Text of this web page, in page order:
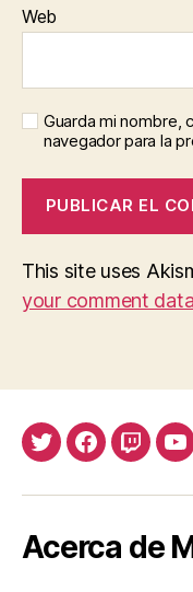
Web
Guarda mi nombre,
navegador para la
This site uses
your comment
TwitterFacebook
Twitch
Acerca de